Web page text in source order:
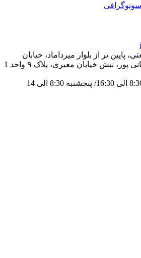
پایین تر از بلوار میرداماد، خیابان
نبش خیابان معیری، پلاک ۹ واحد 1